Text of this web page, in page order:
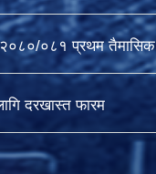
२०८०/०८१ प्रथम तैमासिक
दरखास्त फारम